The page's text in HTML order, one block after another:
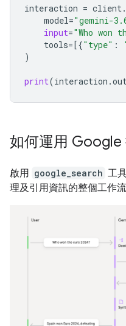
interaction = client.
model="gemini-
input="Who won
tools=[{"type" :
)
print(interaction .
如何運用 Google
啟用 google_search 工
理及引用資訊的整個工作流